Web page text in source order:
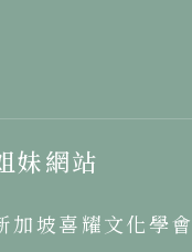
妹網站
加坡喜耀文化學會